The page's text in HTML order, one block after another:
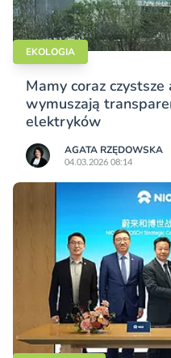
EKOLOGIA
Mamy coraz
wymuszają
elektryków
AGATA RZĘDOWSKA
04.03.2026 08:14